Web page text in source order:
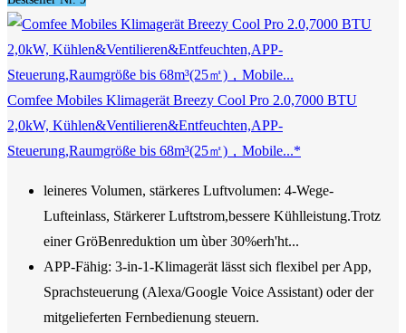
Comfee Mobiles Klimagerät Breezy Cool Pro 2.0,7000 BTU
2,0kW, Kühlen&Ventilieren&Entfeuchten,APP-
Steuerung,Raumgröße bis 68m³(25㎡)，Mobile...*
leineres Volumen, stärkeres Luftvolumen: 4-Wege-
Lufteinlass, Stärkerer Luftstrom,bessere Kühlleistung.Trotz
einer GröBenreduktion um ùber 30%erh'ht...
APP-Fähig: 3-in-1-Klimagerät lässt sich flexibel per App,
Sprachsteuerung (Alexa/Google Voice Assistant) oder der
mitgelieferten Fernbedienung steuern.